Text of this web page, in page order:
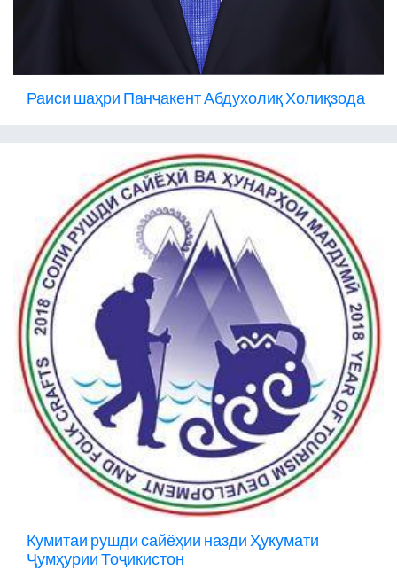
Раиси шаҳри Панҷакент Абдухолиқ Холиқзода
Кумитаи рушди сайёҳии назди Ҳукумати
Ҷумҳурии Тоҷикистон